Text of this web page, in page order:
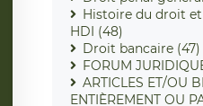
Histoire du droit
HDI (48)
Droit bancaire (47)
FORUM
ARTICLES ET/OU
ENTIÈREMENT OU